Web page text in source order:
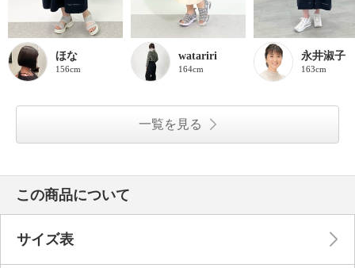
ほな
156cm
watariri
164cm
永井淑子
163cm
一覧を見る
この商品について
サイズ表